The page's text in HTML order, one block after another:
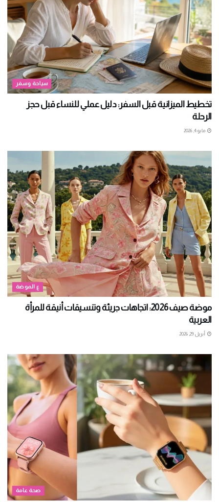
سياحة وسفر
تخطيط الميزانية قبل السفر: دليل عملي للنساء قبل حجز
الرحلة
مايو 4, 2026
ع الموضة
موضة صيف 2026: اتجاهات جريئة وتنسيقات أنيقة للمرأة
العربية
أبريل 29, 2026
صحة عامة